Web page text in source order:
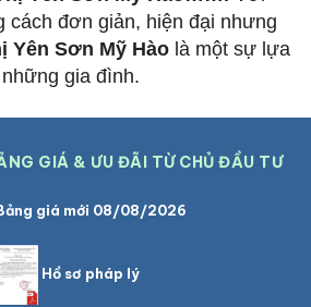
cách đơn giản, hiện đại nhưng
Yên Sơn Mỹ Hào là một sự lựa
gia đình.
GIÁ & ƯU ĐÃI TỪ CHỦ ĐẦU TƯ
giá mới 08/08/2026
Hồ sơ pháp lý